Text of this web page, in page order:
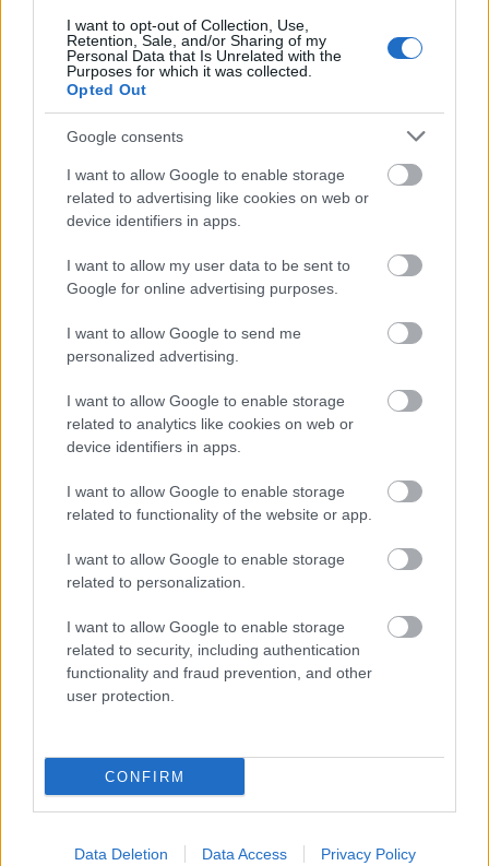
I want to opt-out of Collection, Use,
Retention, Sale, and/or Sharing of my
Personal Data that Is Unrelated with the
Purposes for which it was collected.
Opted Out
Google consents
I want to allow Google to enable storage
related to advertising like cookies on web or
device identifiers in apps.
I want to allow my user data to be sent to
Google for online advertising purposes.
I want to allow Google to send me
personalized advertising.
I want to allow Google to enable storage
related to analytics like cookies on web or
device identifiers in apps.
I want to allow Google to enable storage
related to functionality of the website or app.
I want to allow Google to enable storage
related to personalization.
I want to allow Google to enable storage
related to security, including authentication
functionality and fraud prevention, and other
user protection.
CONFIRM
Data Deletion Data Access Privacy Policy
ΑΣΕΠ: Εξ αποστάσεως η πιο Εύκολη
Πιστοποίηση Υπολογιστών σε 2
μέρες
Μάθε πρώτος όλες τις σημαντικές
ειδήσεις.
Βάλε το proson.gr στα αποτελέσματα
αναζήτησης της Google
Δημοφιλείς Ειδήσεις
Τουρισμός για Όλους 2026: Ανοίγει
σήμερα η πλατφόρμα - Ποια ΑΦΜ
κάνουν αίτηση
ΔΥΠΑ/ΟΑΕΔ: 8.000 νέες προσλήψεις -
Από σήμερα οι αιτήσεις
ΑΣΕΠ - Μόνιμες προσλήψεις στη
Δημοτική Αστυνομία: Νέα οριστικά
αποτελέσματα